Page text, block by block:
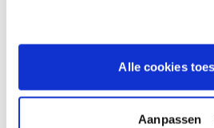
Alle cookies
Aanpassen
En cas de consultation d’un
disposition le récipient ou
hors de portée des enfants.,
attentivement et bien